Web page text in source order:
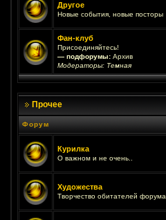
Другое
Новые события, новые посторы
Фан-клуб
Присоединяйтесь!
— подфорумы: Архив
Модераторы: Темная
Прочее
Форум
Курилка
О важном и не очень..
Художества
Творчество обитателей форума